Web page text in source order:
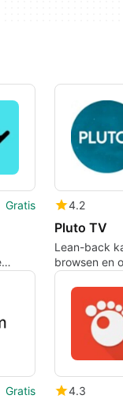
Gratis 4.2
Pluto TV
Lean-back
browsen en
demand
Mac
Gratis 4.3